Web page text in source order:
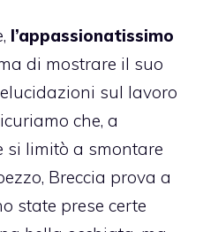
l’appassionatissimo
di mostrare il suo
sul lavoro
che, a
si limitò a smontare
Breccia prova a
state prese certe